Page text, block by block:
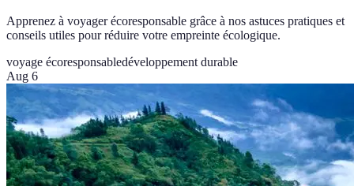
Apprenez à voyager écoresponsable grâce à nos astuces pratiques et
conseils utiles pour réduire votre empreinte écologique.
voyage écoresponsabledéveloppement durable
Aug 6